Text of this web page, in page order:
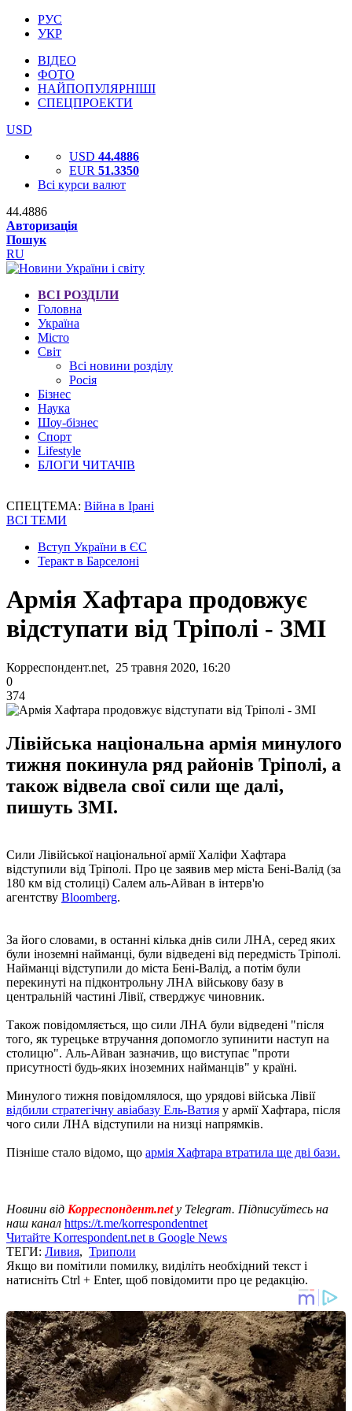
РУС
УКР
ВІДЕО
ФОТО
НАЙПОПУЛЯРНІШІ
СПЕЦПРОЕКТИ
USD
USD 44.4886
EUR 51.3350
Всі курси валют
44.4886
Авторизація
Пошук
RU
ВСІ РОЗДІЛИ
Головна
Україна
Місто
Світ
Всі новини розділу
Росія
Бізнес
Наука
Шоу-бізнес
Спорт
Lifestyle
БЛОГИ ЧИТАЧІВ
СПЕЦТЕМА: Війна в Ірані
ВСІ ТЕМИ
Вступ України в ЄС
Теракт в Барселоні
Армія Хафтара продовжує
відступати від Тріполі - ЗМІ
Корреспондент.net, 25 травня 2020, 16:20
0
374
Лівійська національна армія минулого
тижня покинула ряд районів Тріполі, а
також відвела свої сили ще далі,
пишуть ЗМІ.
Сили Лівійської національної армії Халіфи Хафтара
відступили від Тріполі. Про це заявив мер міста Бені-Валід (за
180 км від столиці) Салем аль-Айван в інтерв'ю
агентству Bloomberg.
За його словами, в останні кілька днів сили ЛНА, серед яких
були іноземні найманці, були відведені від передмість Тріполі.
Найманці відступили до міста Бені-Валід, а потім були
перекинуті на підконтрольну ЛНА військову базу в
центральній частині Лівії, стверджує чиновник.
Також повідомляється, що сили ЛНА були відведені "після
того, як турецьке втручання допомогло зупинити наступ на
столицю". Аль-Айван зазначив, що виступає "проти
присутності будь-яких іноземних найманців" у країні.
Минулого тижня повідомлялося, що урядові війська Лівії
відбили стратегічну авіабазу Ель-Ватия у армії Хафтара, після
чого сили ЛНА відступили на низці напрямків.
Пізніше стало відомо, що армія Хафтара втратила ще дві бази.
Новини від Корреспондент.net у Telegram. Підписуйтесь на
наш канал https://t.me/korrespondentnet
Читайте Korrespondent.net в Google News
ТЕГИ: Ливия, Триполи
Якщо ви помітили помилку, виділіть необхідний текст і
натисніть Ctrl + Enter, щоб повідомити про це редакцію.